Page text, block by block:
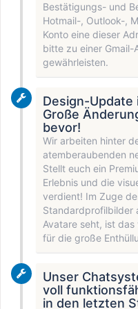
Bestätigungs- und
Hotmail-, Outlook-,
Konto eine dieser
bitte zu einer Gmail-
gewährleisten.
Design-Update
Große
bevor!
Wir arbeiten hinter
atemberaubenden
Stellt euch ein
Erlebnis und die
verdient! Im Zuge
Standardprofilbilder
Avatare seht, ist
für die große
Unser
voll
in den letzten